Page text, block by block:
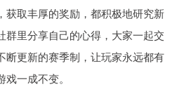
获取丰厚的奖励，都积极地研究新
群里分享自己的心得，大家一起交
断更新的赛季制，让玩家永远都有
一成不变。